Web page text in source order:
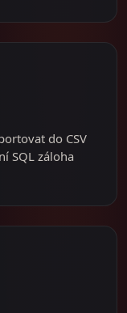
do CSV
SQL záloha